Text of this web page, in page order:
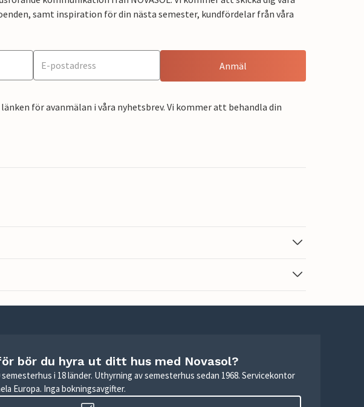
samt inspiration för din nästa semester, kundfördelar från våra
Anmäl
för avanmälan i våra nyhetsbrev. Vi kommer att behandla din
bör du hyra ut ditt hus med Novasol?
semesterhus i 18 länder. Uthyrning av semesterhus sedan 1968. Servicekontor
Europa. Inga bokningsavgifter.